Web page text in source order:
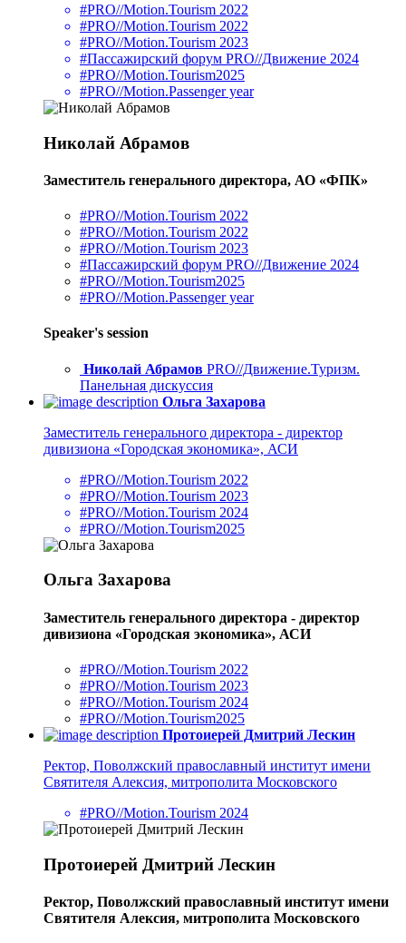
#PRO//Motion.Tourism 2022
#PRO//Motion.Tourism 2022
#PRO//Motion.Tourism 2023
#Пассажирский форум PRO//Движение 2024
#PRO//Motion.Tourism2025
#PRO//Motion.Passenger year
Николай Абрамов
Заместитель генерального директора, АО «ФПК»
#PRO//Motion.Tourism 2022
#PRO//Motion.Tourism 2022
#PRO//Motion.Tourism 2023
#Пассажирский форум PRO//Движение 2024
#PRO//Motion.Tourism2025
#PRO//Motion.Passenger year
Speaker's session
Николай Абрамов PRO//Движение.Туризм.
Панельная дискуссия
Ольга Захарова
Заместитель генерального директора - директор
дивизиона «Городская экономика», АСИ
#PRO//Motion.Tourism 2022
#PRO//Motion.Tourism 2023
#PRO//Motion.Tourism 2024
#PRO//Motion.Tourism2025
Ольга Захарова
Заместитель генерального директора - директор
дивизиона «Городская экономика», АСИ
#PRO//Motion.Tourism 2022
#PRO//Motion.Tourism 2023
#PRO//Motion.Tourism 2024
#PRO//Motion.Tourism2025
Протоиерей Дмитрий Лескин
Ректор, Поволжский православный институт имени
Святителя Алексия, митрополита Московского
#PRO//Motion.Tourism 2024
Протоиерей Дмитрий Лескин
Ректор, Поволжский православный институт имени
Святителя Алексия, митрополита Московского